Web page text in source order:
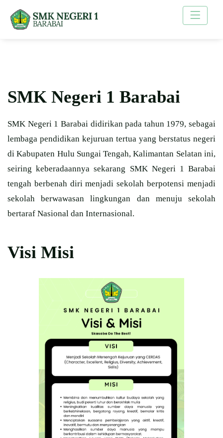
SMK Negeri 1 Barabai
SMK Negeri 1 Barabai didirikan pada tahun 1979, sebagai
lembaga pendidikan kejuruan tertua yang berstatus negeri
di Kabupaten Hulu Sungai Tengah, Kalimantan Selatan ini,
seiring keberadaannya sekarang SMK Negeri 1 Barabai
tengah berbenah diri menjadi sekolah berpotensi menjadi
sekolah berwawasan lingkungan dan menuju sekolah
bertaraf Nasional dan Internasional.
Visi Misi